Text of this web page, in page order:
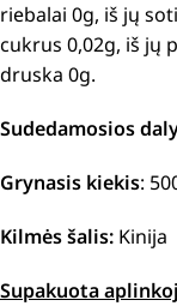
riebalai 0g, iš jų
cukrus 0,02g, iš jų
druska 0g.
Sudedamosios
Grynasis kiekis:
Kilmės šalis: Kinija
Supakuota